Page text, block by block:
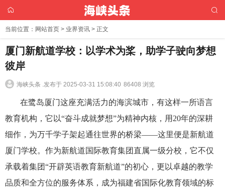
当前位置： 网站首页 > 业界资讯 > 正文
厦门新航道学校：以学术为桨，助学子驶向梦想
彼岸
海峡头条 .发布于 2025-03-31 15:08:40 86408 浏览
在鹭岛厦门这座充满活力的海滨城市，有这样一所语言
教育机构，它以“奋斗成就梦想”为精神内核，用20年的深耕
细作，为万千学子架起通往世界的桥梁——这里便是新航道
厦门学校。作为新航道国际教育集团直属一级分校，它不仅
承载着集团“开辟英语教育新航道”的初心，更以卓越的教学
品质和全方位的服务体系，成为福建省国际化教育领域的标